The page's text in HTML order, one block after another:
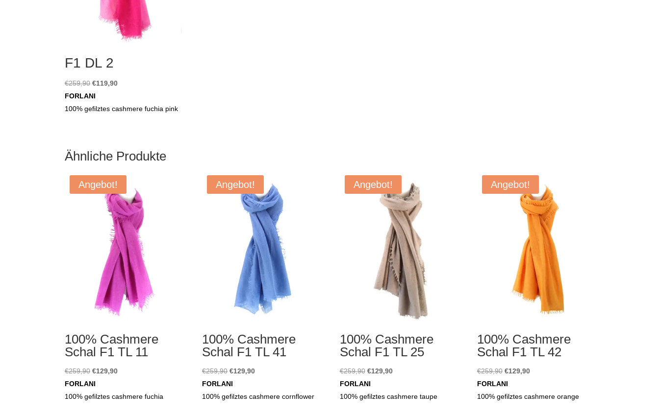
F1 DL 2
€259,90 Ursprünglicher
Preis
war:
€119,90Aktueller
ist:
FORLANI
100% gefilztes cashmere fuchia pink
Ähnliche Produkte
Angebot!
100% Cashmere
Schal F1 TL 11
€259,90 Ursprünglicher
Preis
war:
€129,90Aktueller
ist:
FORLANI
100% gefilztes cashmere fuchia
Angebot!
100% Cashmere
Schal F1 TL 41
€259,90 Ursprünglicher
Preis
war:
€129,90Aktueller
ist:
FORLANI
100% gefilztes cashmere cornflower
Angebot!
100% Cashmere
Schal F1 TL 25
€259,90 Ursprünglicher
Preis
war:
€129,90Aktueller
ist:
FORLANI
100% gefilztes cashmere taupe
Angebot!
100% Cashmere
Schal F1 TL 42
€259,90 Ursprünglicher
Preis
war:
€129,90Aktueller
ist:
FORLANI
100% gefilztes cashmere orange